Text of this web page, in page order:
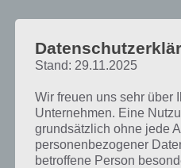
Stand: 29.11.2025
Wir freuen uns sehr über
Unternehmen. Eine
grundsätzlich ohne jede
personenbezogener
betroffene Person